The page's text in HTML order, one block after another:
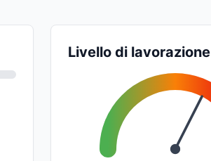
Livello di lavorazione